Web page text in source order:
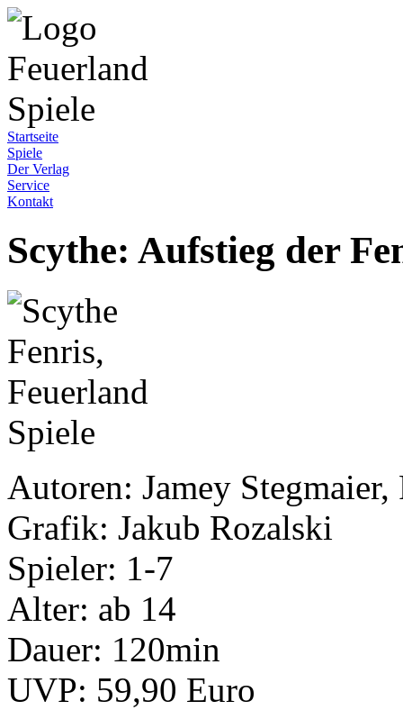
Startseite
Spiele
Der Verlag
Service
Kontakt
Scythe: Aufstieg der
Autoren: Jamey
Grafik: Jakub Rozalski
Spieler: 1-7
Alter: ab 14
Dauer: 120min
UVP: 59,90 Euro